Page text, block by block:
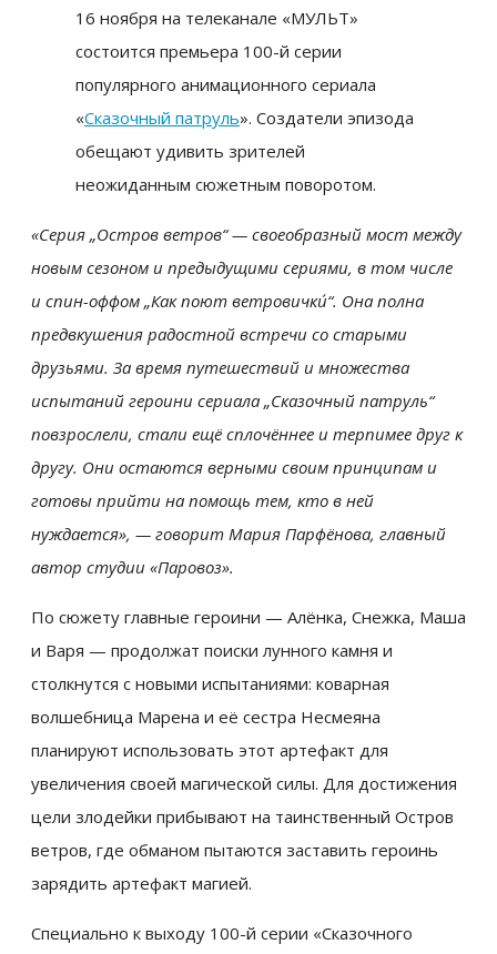
16 ноября на телеканале «МУЛЬТ»
состоится премьера 100-й серии
популярного анимационного сериала
«Сказочный патруль». Создатели эпизода
обещают удивить зрителей
неожиданным сюжетным поворотом.
«Серия „Остров ветров“ — своеобразный мост между
новым сезоном и предыдущими сериями, в том числе
и спин-оффом „Как поют ветровички́“. Она полна
предвкушения радостной встречи со старыми
друзьями. За время путешествий и множества
испытаний героини сериала „Сказочный патруль“
повзрослели, стали ещё сплочённее и терпимее друг к
другу. Они остаются верными своим принципам и
готовы прийти на помощь тем, кто в ней
нуждается», — говорит Мария Парфёнова, главный
автор студии «Паровоз».
По сюжету главные героини — Алёнка, Снежка, Маша
и Варя — продолжат поиски лунного камня и
столкнутся с новыми испытаниями: коварная
волшебница Марена и её сестра Несмеяна
планируют использовать этот артефакт для
увеличения своей магической силы. Для достижения
цели злодейки прибывают на таинственный Остров
ветров, где обманом пытаются заставить героинь
зарядить артефакт магией.
Специально к выходу 100-й серии «Сказочного